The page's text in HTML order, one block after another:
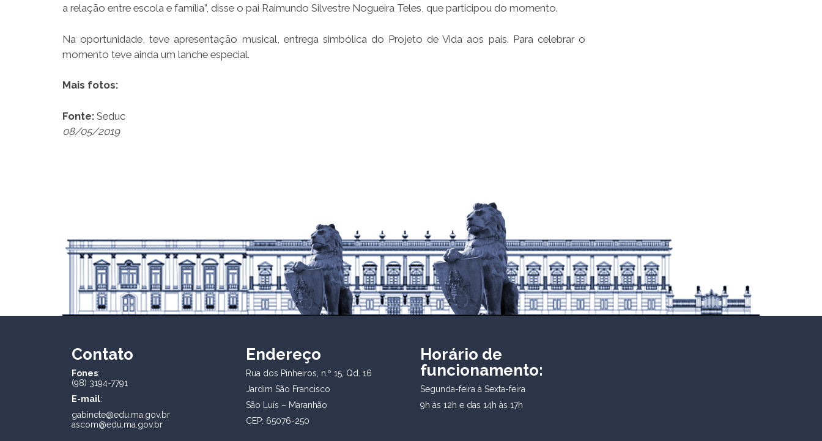
a relação entre escola e família”, disse o pai Raimundo Silvestre Nogueira Teles, que participou do momento.
Na oportunidade, teve apresentação musical, entrega simbólica do Projeto de Vida aos pais. Para celebrar o
momento teve ainda um lanche especial.
Mais fotos:
Fonte: Seduc
08/05/2019
Contato
Fones:
(98) 3194-7791
E-mail:
gabinete@edu.ma.gov.br
ascom@edu.ma.gov.br
Endereço
Rua dos Pinheiros, n.º 15, Qd. 16
Jardim São Francisco
São Luís – Maranhão
CEP: 65076-250
Horário de
funcionamento:
Segunda-feira à Sexta-feira
9h às 12h e das 14h às 17h